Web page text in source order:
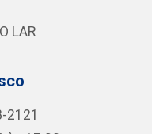
LAR
2121